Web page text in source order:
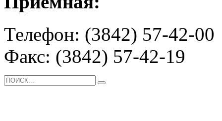
Телефон: (3842) 57-42-00
Факс: (3842) 57-42-19